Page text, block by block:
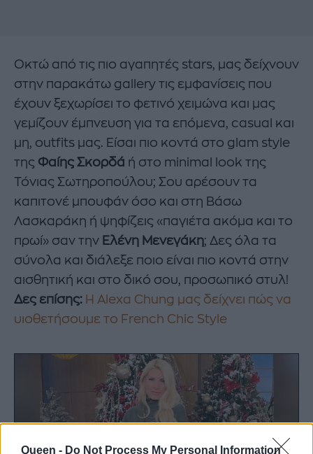
Queen - Do Not Process My Personal Information
Οκτώ από τις πιο αγαπητές stars, μας δείχνουν
στην παρακάτω gallery τις εμφανίσεις που
έχουν ξεχωρίσει το φετινό χειμώνα και μας
γεμίζουν έμπνευση για τα επόμενα, casual και
μη, outfits μας. Είσαι πιο κοντά στο glam style
της Φαίης Σκορδά ή στο minimal look της
Τόνιας Σωτηροπούλου; Σου αρέσουν τα
καπιτονέ μπουφάν όσο και στη Βάσω
Λασκαράκη ή ψηφίζεις «παγιέτα ακόμα και το
πρωί» σαν την Ελένη Μενεγάκη; Δες όλα τα
σύνολα και διάλεξε ποιο είναι πιο κοντά στην
αισθητική και στο δικό σου, προσωπικό στυλ!
Δες επίσης: Η Alexa Chung μας δείχνει πώς να
υιοθετήσουμε το French Chic Style